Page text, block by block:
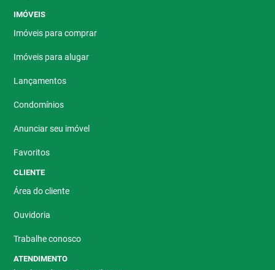
IMÓVEIS
Imóveis para comprar
Imóveis para alugar
Lançamentos
Condomínios
Anunciar seu imóvel
Favoritos
CLIENTE
Área do cliente
Ouvidoria
Trabalhe conosco
ATENDIMENTO